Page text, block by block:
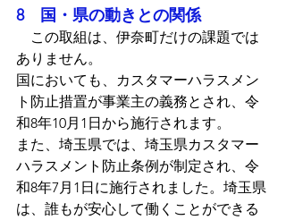
8　国・県の動きとの関係
この取組は、伊奈町だけの課題では
ありません。
国においても、カスタマーハラスメン
ト防止措置が事業主の義務とされ、令
和8年10月1日から施行されます。
また、埼玉県では、埼玉県カスタマー
ハラスメント防止条例が制定され、令
和8年7月1日に施行されました。埼玉県
は、誰もが安心して働くことができる